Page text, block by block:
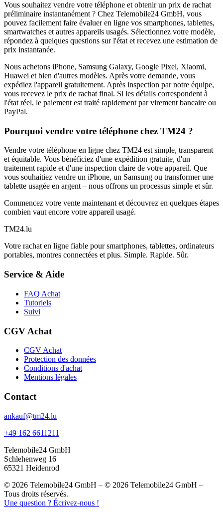
Vous souhaitez vendre votre téléphone et obtenir un prix de rachat
préliminaire instantanément ? Chez Telemobile24 GmbH, vous
pouvez facilement faire évaluer en ligne vos smartphones, tablettes,
smartwatches et autres appareils usagés. Sélectionnez votre modèle,
répondez à quelques questions sur l'état et recevez une estimation de
prix instantanée.
Nous achetons iPhone, Samsung Galaxy, Google Pixel, Xiaomi,
Huawei et bien d'autres modèles. Après votre demande, vous
expédiez l'appareil gratuitement. Après inspection par notre équipe,
vous recevez le prix de rachat final. Si les détails correspondent à
l'état réel, le paiement est traité rapidement par virement bancaire ou
PayPal.
Pourquoi vendre votre téléphone chez TM24 ?
Vendre votre téléphone en ligne chez TM24 est simple, transparent
et équitable. Vous bénéficiez d'une expédition gratuite, d'un
traitement rapide et d'une inspection claire de votre appareil. Que
vous souhaitiez vendre un iPhone, un Samsung ou transformer une
tablette usagée en argent – nous offrons un processus simple et sûr.
Commencez votre vente maintenant et découvrez en quelques étapes
combien vaut encore votre appareil usagé.
TM24.lu
Votre rachat en ligne fiable pour smartphones, tablettes, ordinateurs
portables, montres connectées et plus. Simple. Rapide. Sûr.
Service & Aide
FAQ Achat
Tutoriels
Suivi
CGV Achat
CGV Achat
Protection des données
Conditions d'achat
Mentions légales
Contact
ankauf@tm24.lu
+49 162 6611211
Telemobile24 GmbH
Schlehenweg 16
65321 Heidenrod
© 2026 Telemobile24 GmbH – © 2026 Telemobile24 GmbH –
Tous droits réservés.
Une question ? Écrivez-nous !